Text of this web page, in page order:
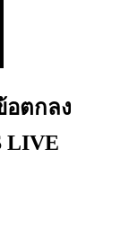
อตกลง
LIVE